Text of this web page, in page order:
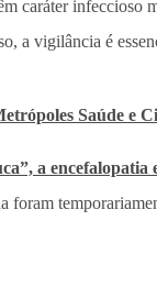
caráter infeccioso
a vigilância é
Saúde e
a encefalopatia
foram